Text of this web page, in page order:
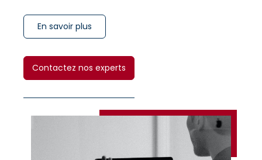
En savoir plus
Contactez nos experts